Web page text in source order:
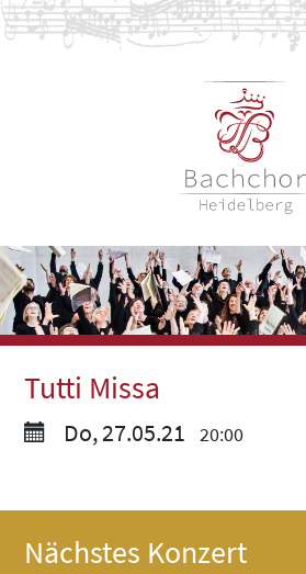
Tutti Missa
Do, 27.05.21 20:00
Nächstes Konzert